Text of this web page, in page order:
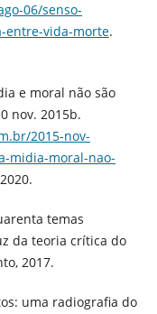
06/senso-
entre-vida-morte.
e moral não são
nov. 2015b.
2015-nov-
midia-moral-nao-
temas
da teoria crítica do
2017.
uma radiografia do